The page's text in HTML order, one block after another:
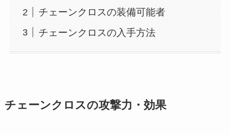
チェーンクロスの装備可能者
チェーンクロスの入手方法
チェーンクロスの攻撃力・効果